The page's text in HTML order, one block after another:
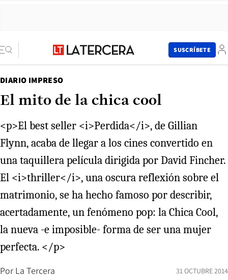
SUSCRÍBETE
DIARIO IMPRESO
El mito de la chica cool
<p>El best seller <i>Perdida</i>, de Gillian
Flynn, acaba de llegar a los cines convertido en
una taquillera película dirigida por David Fincher.
El <i>thriller</i>, una oscura reflexión sobre el
matrimonio, se ha hecho famoso por describir,
acertadamente, un fenómeno pop: la Chica Cool,
la nueva -e imposible- forma de ser una mujer
perfecta. </p>
Por La Tercera 31 OCTUBRE 2014